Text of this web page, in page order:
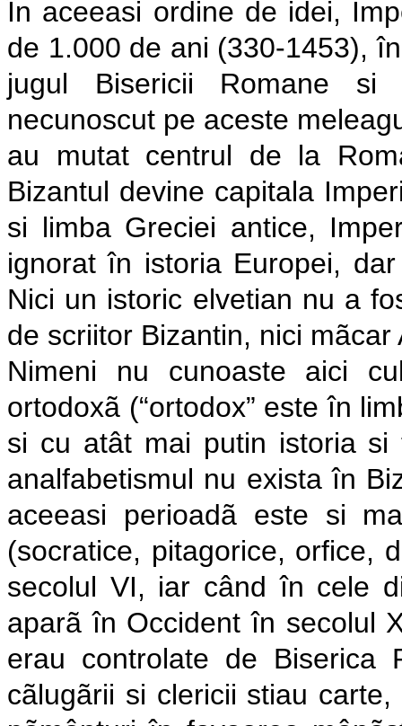
În aceeasi ordine de idei,
de 1.000 de ani (330-1453),
jugul Bisericii Romane si
necunoscut pe aceste
au mutat centrul de la
Bizantul devine capitala
si limba Greciei antice,
ignorat în istoria Europei, dar
Nici un istoric elvetian nu a
de scriitor Bizantin, nici mãcar
Nimeni nu cunoaste aici
ortodoxã (“ortodox” este în
si cu atât mai putin istoria si
analfabetismul nu exista în
aceeasi perioadã este si
(socratice, pitagorice, orfice,
secolul VI, iar când în cele
aparã în Occident în secolul
erau controlate de Biserica
cãlugãrii si clericii stiau